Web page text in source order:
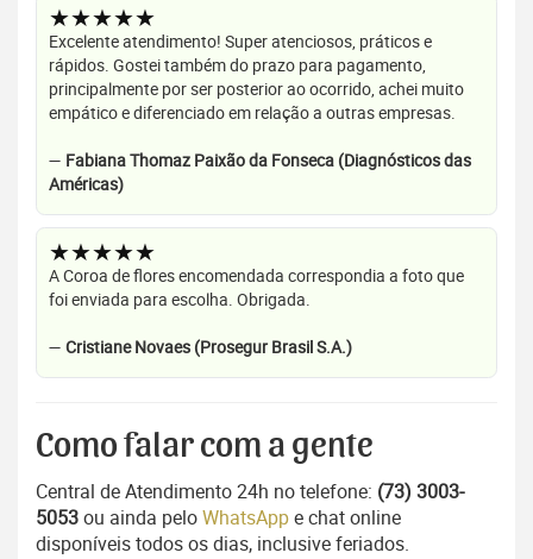
★★★★★
Excelente atendimento! Super atenciosos, práticos e
rápidos. Gostei também do prazo para pagamento,
principalmente por ser posterior ao ocorrido, achei muito
empático e diferenciado em relação a outras empresas.
— Fabiana Thomaz Paixão da Fonseca (Diagnósticos das
Américas)
★★★★★
A Coroa de flores encomendada correspondia a foto que
foi enviada para escolha. Obrigada.
— Cristiane Novaes (Prosegur Brasil S.A.)
Como falar com a gente
Central de Atendimento 24h no telefone: (73) 3003-
5053ou ainda peloWhatsAppe chat online
disponíveis todos os dias, inclusive feriados.